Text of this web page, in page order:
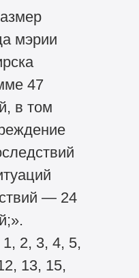
мэрии
47
в том
— 24
2, 3, 4, 5,
13, 15,